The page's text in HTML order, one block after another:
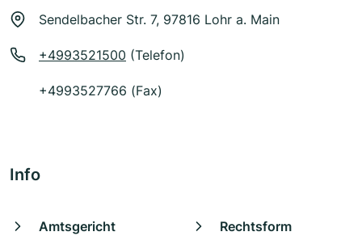
Sendelbacher Str. 7, 97816 Lohr a. Main
+4993521500 (Telefon)
+4993527766 (Fax)
Info
Amtsgericht
Rechtsform